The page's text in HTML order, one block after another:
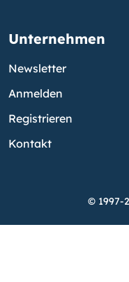
Unternehmen
Newsletter
Anmelden
Registrieren
Kontakt
© 1997-